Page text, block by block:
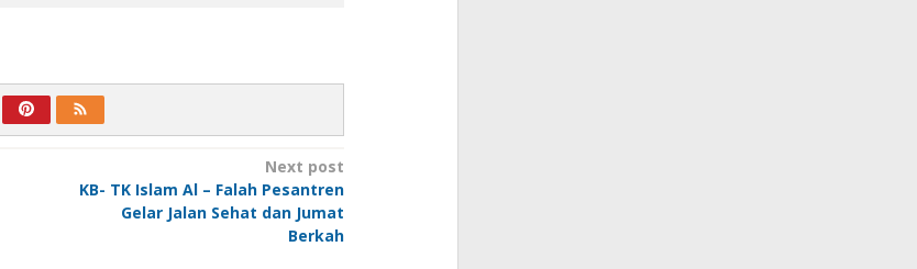
Next post
KB- TK Islam Al – Falah Pesantren
Gelar Jalan Sehat dan Jumat
Berkah